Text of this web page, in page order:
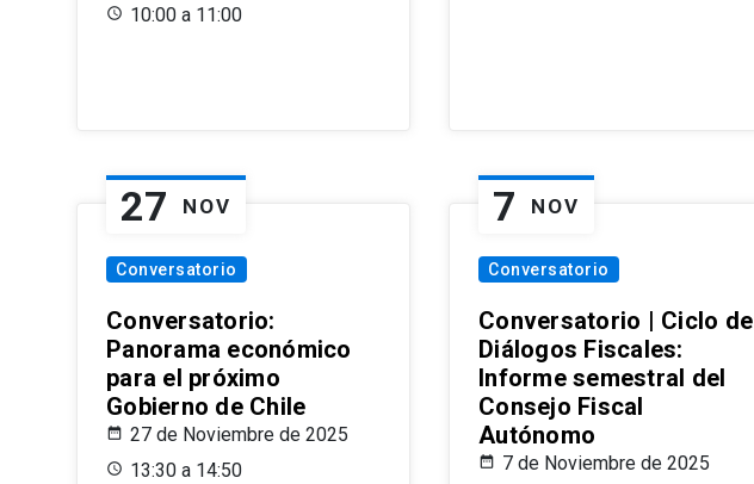
10:00 a 11:00
27 NOV
Conversatorio
Conversatorio:
Panorama económico
para el próximo
Gobierno de Chile
27 de Noviembre de 2025
13:30 a 14:50
7 NOV
Conversatorio
Conversatorio | Ciclo de
Diálogos Fiscales:
Informe semestral del
Consejo Fiscal
Autónomo
7 de Noviembre de 2025